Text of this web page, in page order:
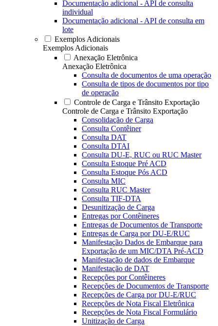
Documentação adicional - API de consulta
individual
Documentação adicional - API de consulta em
lote
Exemplos Adicionais
Exemplos Adicionais
Anexação Eletrônica
Anexação Eletrônica
Consulta de documentos de uma operação
Consulta de tipos de documentos por tipo
de operação
Controle de Carga e Trânsito Exportação
Controle de Carga e Trânsito Exportação
Consolidação de Carga
Consulta Contêiner
Consulta DAT
Consulta DTAI
Consulta DU-E, RUC ou RUC Master
Consulta Estoque Pré ACD
Consulta Estoque Pós ACD
Consulta MIC
Consulta RUC Master
Consulta TIF-DTA
Desunitização de Carga
Entregas por Contêineres
Entregas de Documentos de Transporte
Entregas de Carga por DU-E/RUC
Manifestação Dados de Embarque para
Exportação de um MIC/DTA Pré-ACD
Manifestação de dados de Embarque
Manifestação de DAT
Recepções por Contêineres
Recepções de Documentos de Transporte
Recepções de Carga por DU-E/RUC
Recepções de Nota Fiscal Eletrônica
Recepções de Nota Fiscal Formulário
Unitização de Carga